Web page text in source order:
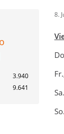
3.940
9.641
8.